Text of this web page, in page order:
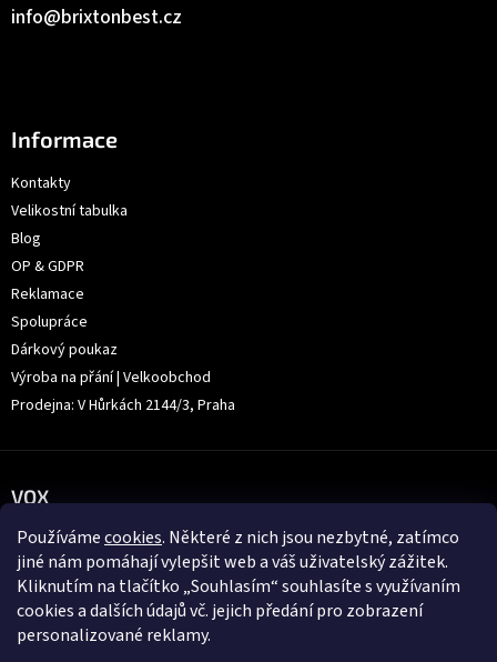
Používámecookies. Některé z nich jsou nezbytné, zatímco
jiné nám pomáhají vylepšit web a váš uživatelský zážitek.
Kliknutím na tlačítko „Souhlasím“ souhlasíte s využívaním
cookies a dalších údajů vč. jejich předání pro zobrazení
personalizované reklamy.
info@brixtonbest.cz
Informace
Kontakty
Velikostní tabulka
Blog
OP & GDPR
Reklamace
Spolupráce
Dárkový poukaz
Výroba na přání | Velkoobchod
Prodejna: V Hůrkách 2144/3, Praha
VOX